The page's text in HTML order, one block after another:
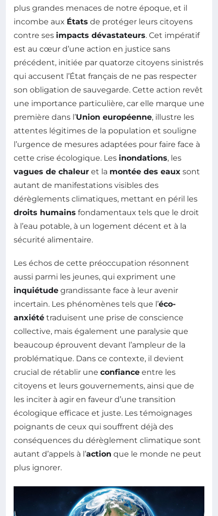
plus grandes menaces de notre époque, et il
incombe aux États de protéger leurs citoyens
contre ses impacts dévastateurs. Cet impératif
est au cœur d’une action en justice sans
précédent, initiée par quatorze citoyens sinistrés
qui accusent l’État français de ne pas respecter
son obligation de sauvegarde. Cette action revêt
une importance particulière, car elle marque une
première dans l’Union européenne, illustre les
attentes légitimes de la population et souligne
l’urgence de mesures adaptées pour faire face à
cette crise écologique. Les inondations, les
vagues de chaleur et la montée des eaux sont
autant de manifestations visibles des
dérèglements climatiques, mettant en péril les
droits humains fondamentaux tels que le droit
à l’eau potable, à un logement décent et à la
sécurité alimentaire.
Les échos de cette préoccupation résonnent
aussi parmi les jeunes, qui expriment une
inquiétude grandissante face à leur avenir
incertain. Les phénomènes tels que l’éco-
anxiété traduisent une prise de conscience
collective, mais également une paralysie que
beaucoup éprouvent devant l’ampleur de la
problématique. Dans ce contexte, il devient
crucial de rétablir une confiance entre les
citoyens et leurs gouvernements, ainsi que de
les inciter à agir en faveur d’une transition
écologique efficace et juste. Les témoignages
poignants de ceux qui souffrent déjà des
conséquences du dérèglement climatique sont
autant d’appels à l’action que le monde ne peut
plus ignorer.